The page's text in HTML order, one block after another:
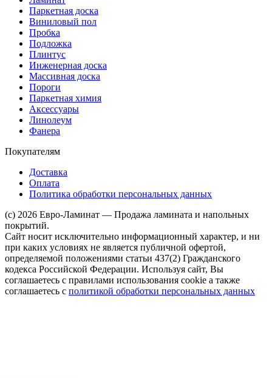
Паркетная доска
Виниловый пол
Пробка
Подложка
Плинтус
Инженерная доска
Массивная доска
Пороги
Паркетная химия
Аксессуары
Линолеум
Фанера
Покупателям
Доставка
Оплата
Политика обработки персональных данных
(c) 2026 Евро-Ламинат — Продажа ламината и напольных
покрытий.
Сайт носит исключительно информационный характер, и ни
при каких условиях не является публичной офертой,
определяемой положениями статьи 437(2) Гражданского
кодекса Российской Федерации. Используя сайт, Вы
соглашаетесь с правилами использования cookie а также
соглашаетесь с политикой обработки персональных данных